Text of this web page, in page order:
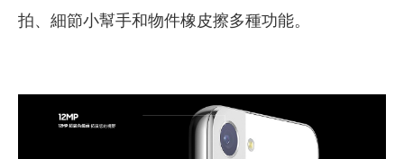
拍、細節小幫手和物件橡皮擦多種功能。